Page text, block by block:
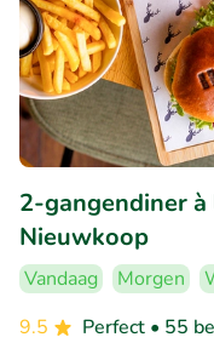
2-gangendiner
Nieuwkoop
Vandaag Morgen
9.5
Perfect • 55